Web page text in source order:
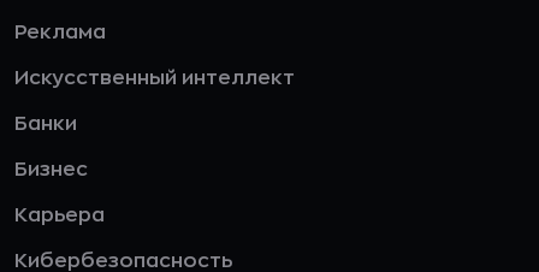
Реклама
Искусственный интеллект
Банки
Бизнес
Карьера
Кибербезопасность